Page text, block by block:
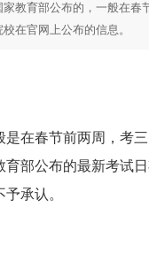
教育部公布的，一般在春
在官网上公布的信息。
在春节前两周，考三
部公布的最新考试日
承认。